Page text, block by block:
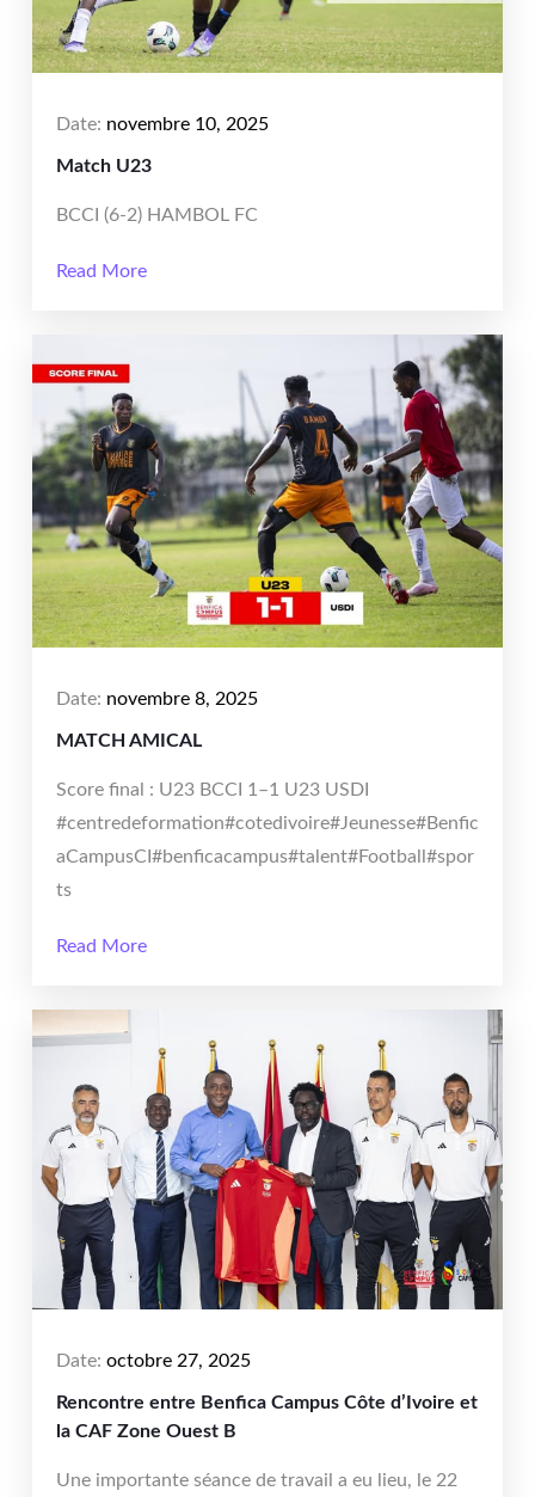
Date: novembre 10, 2025
Match U23
BCCI (6-2) HAMBOL FC
Read More
Date: novembre 8, 2025
MATCH AMICAL
Score final : U23 BCCI 1–1 U23 USDI
#centredeformation#cotedivoire#Jeunesse#Benfic
aCampusCI#benficacampus#talent#Football#spor
ts
Read More
Date: octobre 27, 2025
Rencontre entre Benfica Campus Côte d’Ivoire et
la CAF Zone Ouest B
Une importante séance de travail a eu lieu, le 22